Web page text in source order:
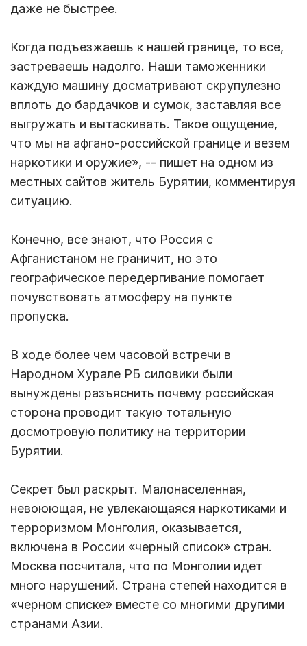
даже не быстрее.
Когда подъезжаешь к нашей границе, то все,
застреваешь надолго. Наши таможенники
каждую машину досматривают скрупулезно
вплоть до бардачков и сумок, заставляя все
выгружать и вытаскивать. Такое ощущение,
что мы на афгано-российской границе и везем
наркотики и оружие», -- пишет на одном из
местных сайтов житель Бурятии, комментируя
ситуацию.
Конечно, все знают, что Россия с
Афганистаном не граничит, но это
географическое передергивание помогает
почувствовать атмосферу на пункте
пропуска.
В ходе более чем часовой встречи в
Народном Хурале РБ силовики были
вынуждены разъяснить почему российская
сторона проводит такую тотальную
досмотровую политику на территории
Бурятии.
Секрет был раскрыт. Малонаселенная,
невоюющая, не увлекающаяся наркотиками и
терроризмом Монголия, оказывается,
включена в России «черный список» стран.
Москва посчитала, что по Монголии идет
много нарушений. Страна степей находится в
«черном списке» вместе со многими другими
странами Азии.